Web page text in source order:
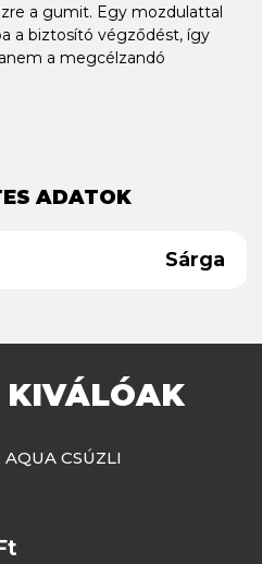
a gumit. Egy mozdulattal
a biztosító végződést, így
a megcélzandó
ADATOK
Sárga
KIVÁLÓAK
AQUA CSÚZLI